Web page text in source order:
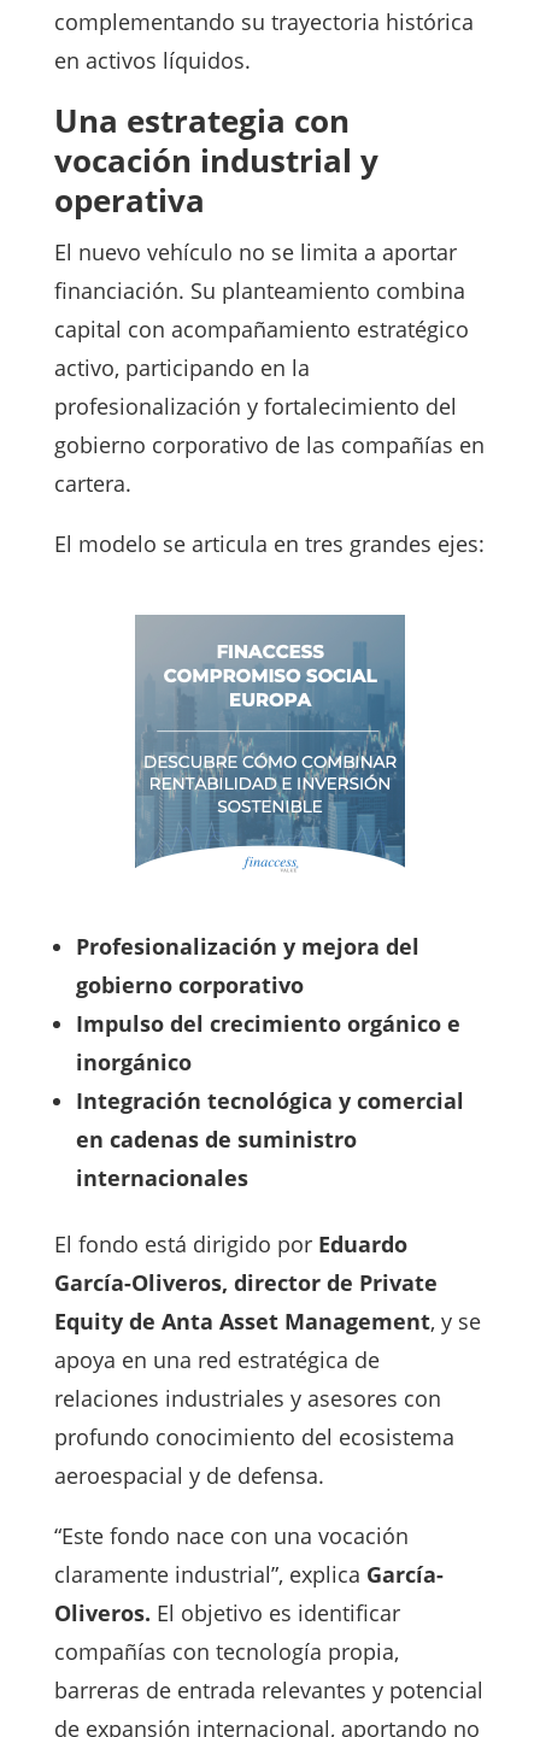
complementando su trayectoria histórica
en activos líquidos.
Una estrategia con
vocación industrial y
operativa
El nuevo vehículo no se limita a aportar
financiación. Su planteamiento combina
capital con acompañamiento estratégico
activo, participando en la
profesionalización y fortalecimiento del
gobierno corporativo de las compañías en
cartera.
El modelo se articula en tres grandes ejes:
Profesionalización y mejora del
gobierno corporativo
Impulso del crecimiento orgánico e
inorgánico
Integración tecnológica y comercial
en cadenas de suministro
internacionales
El fondo está dirigido porEduardo
García-Oliveros, director de Private
Equity de Anta Asset Management, y se
apoya en una red estratégica de
relaciones industriales y asesores con
profundo conocimiento del ecosistema
aeroespacial y de defensa.
“Este fondo nace con una vocación
claramente industrial”, explica García-
Oliveros. El objetivo es identificar
compañías con tecnología propia,
barreras de entrada relevantes y potencial
de expansión internacional, aportando no